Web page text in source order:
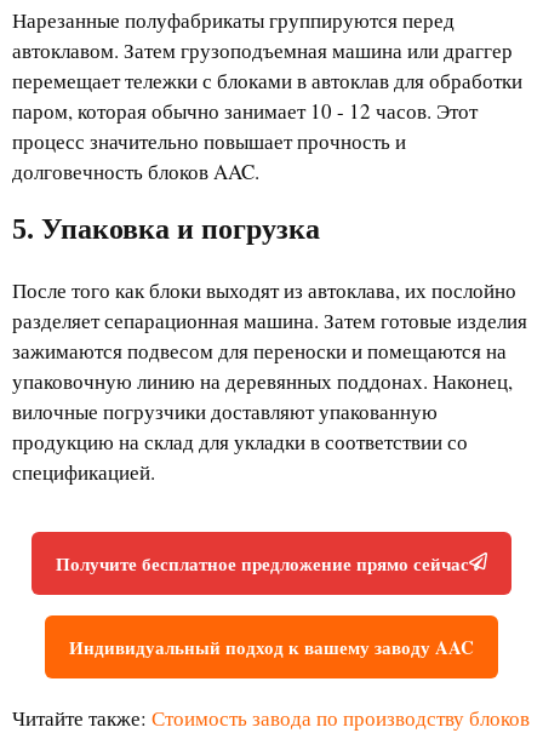
Нарезанные полуфабрикаты группируются перед
автоклавом. Затем грузоподъемная машина или драггер
перемещает тележки с блоками в автоклав для обработки
паром, которая обычно занимает 10 - 12 часов. Этот
процесс значительно повышает прочность и
долговечность блоков AAC.
5. Упаковка и погрузка
После того как блоки выходят из автоклава, их послойно
разделяет сепарационная машина. Затем готовые изделия
зажимаются подвесом для переноски и помещаются на
упаковочную линию на деревянных поддонах. Наконец,
вилочные погрузчики доставляют упакованную
продукцию на склад для укладки в соответствии со
спецификацией.
Получите бесплатное предложение прямо сейчас
Индивидуальный подход к вашему заводу AAC
Читайте также: Стоимость завода по производству блоков